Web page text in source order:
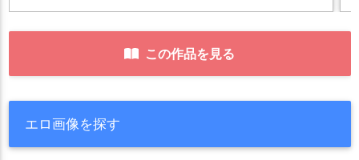
この作品を見る
エロ画像を探す